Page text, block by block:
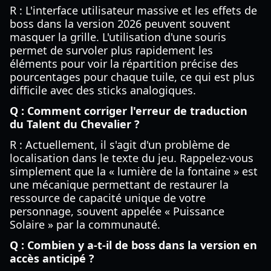
R : L'interface utilisateur massive et les effets de
boss dans la version 2026 peuvent souvent
masquer la grille. L'utilisation d'une souris
permet de survoler plus rapidement les
éléments pour voir la répartition précise des
pourcentages pour chaque tuile, ce qui est plus
difficile avec des sticks analogiques.
Q : Comment corriger l'erreur de traduction
du Talent du Chevalier ?
R : Actuellement, il s'agit d'un problème de
localisation dans le texte du jeu. Rappelez-vous
simplement que la « lumière de la fontaine » est
une mécanique permettant de restaurer la
ressource de capacité unique de votre
personnage, souvent appelée « Puissance
Solaire » par la communauté.
Q : Combien y a-t-il de boss dans la version en
accès anticipé ?